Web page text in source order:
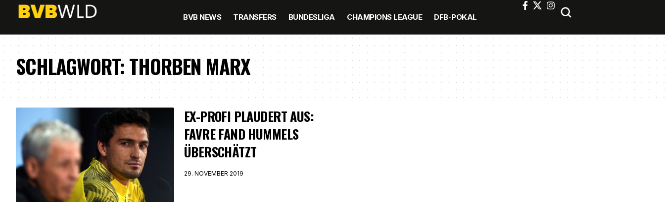
BVB NEWS TRANSFERS BUNDESLIGA CHAMPIONS LEAGUE DFB-POKAL
SCHLAGWORT:THORBEN MARX
EX-PROFI PLAUDERT AUS:
FAVRE FAND HUMMELS
ÜBERSCHÄTZT
29. NOVEMBER 2019